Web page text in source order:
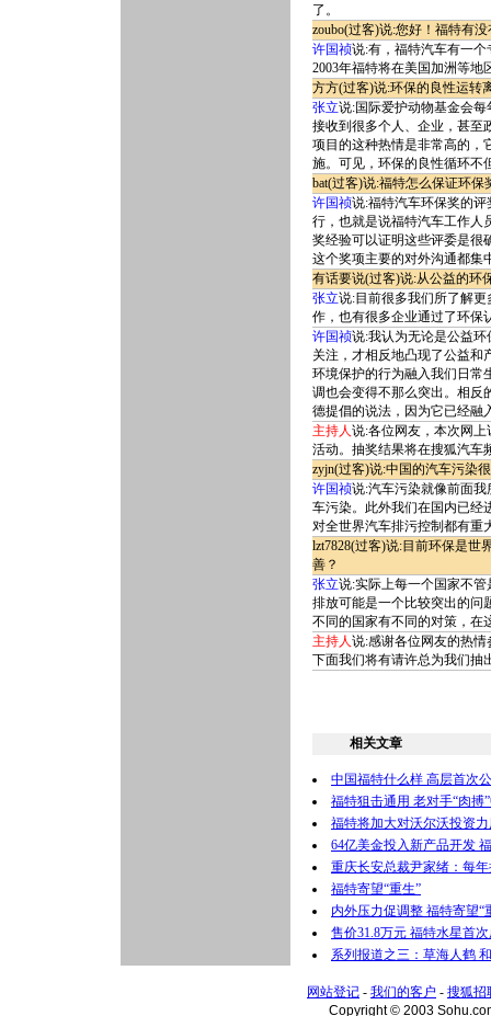
了。
zoubo(过客)说:您好！福特有
许国祯说:有，福特汽车有一
2003年福特将在美国加洲等地
方方(过客)说:环保的良性运转
张立说:国际爱护动物基金会
接收到很多个人、企业，甚至
项目的这种热情是非常高的，
施。可见，环保的良性循环不
bat(过客)说:福特怎么保证环
许国祯说:福特汽车环保奖的
行，也就是说福特汽车工作人
奖经验可以证明这些评委是很
这个奖项主要的对外沟通都集
有话要说(过客)说:从公益的环
张立说:目前很多我们所了解
作，也有很多企业通过了环保
许国祯说:我认为无论是公益
关注，才相反地凸现了公益和
环境保护的行为融入我们日常
调也会变得不那么突出。相反
德提倡的说法，因为它已经融
主持人说:各位网友，本次网
活动。抽奖结果将在搜狐汽车
zyjn(过客)说:中国的汽车污染
许国祯说:汽车污染就像前面
车污染。此外我们在国内已经
对全世界汽车排污控制都有重
lzt7828(过客)说:目前环保是世
善？
张立说:实际上每一个国家不
排放可能是一个比较突出的问
不同的国家有不同的对策，在
主持人说:感谢各位网友的热
下面我们将有请许总为我们抽
相关文章
中国福特什么样 高层首次
福特狙击通用 老对手“肉搏
福特将加大对沃尔沃投资
64亿美金投入新产品开发
重庆长安总裁尹家绪：每
福特寄望“重生”
内外压力促调整 福特寄望“
售价31.8万元 福特水星首
系列报道之三：草海人鹤
网站登记 - 我们的客户 - 搜狐招
Copyright © 2003